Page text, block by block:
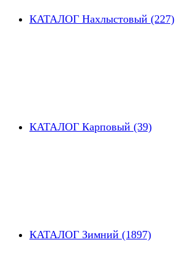
КАТАЛОГ Нахлыстовый (227)
КАТАЛОГ Карповый (39)
КАТАЛОГ Зимний (1897)